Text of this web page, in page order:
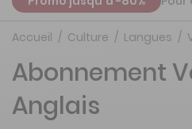
Accueil Culture Langues
Abonnement
Anglais